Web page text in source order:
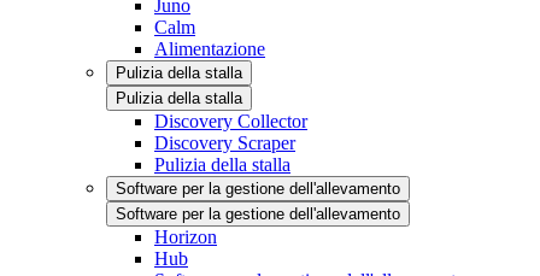
Juno
Calm
Alimentazione
Pulizia della stalla
Pulizia della stalla
Discovery Collector
Discovery Scraper
Pulizia della stalla
Software per la gestione dell'allevamento
Software per la gestione dell'allevamento
Horizon
Hub